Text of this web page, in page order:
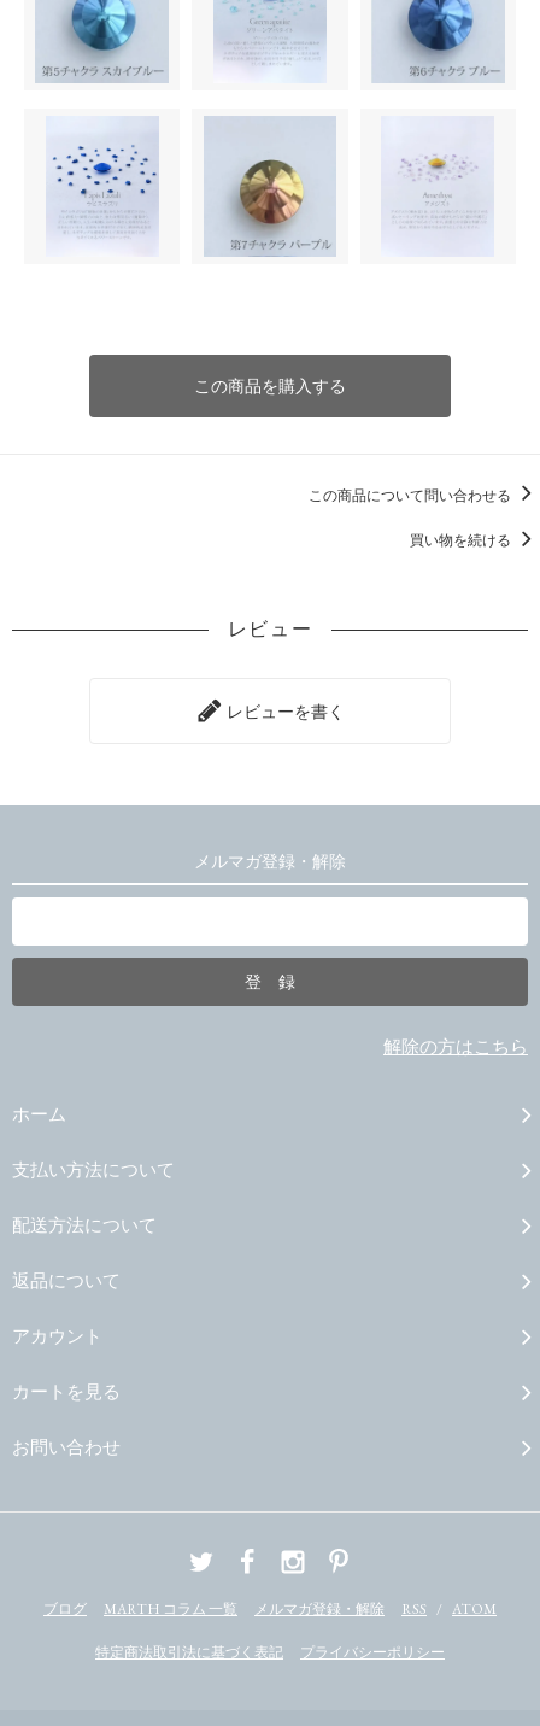
この商品を購入する
この商品について問い合わせる
買い物を続ける
レビュー
レビューを書く
メルマガ登録・解除
解除の方はこちら
ホーム
支払い方法について
配送方法について
返品について
アカウント
カートを見る
お問い合わせ
ブログ MARTH コラム 一覧 メルマガ登録・解除 RSS / ATOM
特定商法取引法に基づく表記 プライバシーポリシー